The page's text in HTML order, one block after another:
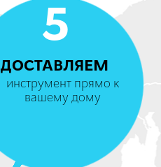
5
ДОСТАВЛЯЕМ
инструмент прямо к
вашему дому